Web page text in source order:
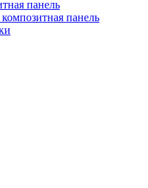
панель
панель